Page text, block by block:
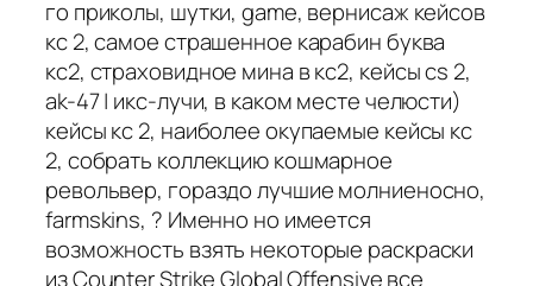
го приколы, шутки, game, вернисаж кейсов
кс 2, самое страшенное карабин буква
кс2, страховидное мина в кс2, кейсы cs 2,
ak-47 | икс-лучи, в каком месте челюсти)
кейсы кс 2, наиболее окупаемые кейсы кс
2, собрать коллекцию кошмарное
револьвер, гораздо лучшие молниеносно,
farmskins, ? Именно но имеется
возможность взять некоторые раскраски
из Counter Strike Global Offensive все